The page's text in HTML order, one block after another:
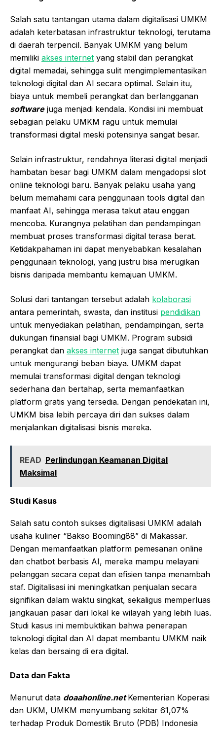
Salah satu tantangan utama dalam digitalisasi UMKM
adalah keterbatasan infrastruktur teknologi, terutama
di daerah terpencil. Banyak UMKM yang belum
memiliki akses internet yang stabil dan perangkat
digital memadai, sehingga sulit mengimplementasikan
teknologi digital dan AI secara optimal. Selain itu,
biaya untuk membeli perangkat dan berlangganan
softwarejuga menjadi kendala. Kondisi ini membuat
sebagian pelaku UMKM ragu untuk memulai
transformasi digital meski potensinya sangat besar.
Selain infrastruktur, rendahnya literasi digital menjadi
hambatan besar bagi UMKM dalam mengadopsi slot
online teknologi baru. Banyak pelaku usaha yang
belum memahami cara penggunaan tools digital dan
manfaat AI, sehingga merasa takut atau enggan
mencoba. Kurangnya pelatihan dan pendampingan
membuat proses transformasi digital terasa berat.
Ketidakpahaman ini dapat menyebabkan kesalahan
penggunaan teknologi, yang justru bisa merugikan
bisnis daripada membantu kemajuan UMKM.
Solusi dari tantangan tersebut adalah kolaborasi
antara pemerintah, swasta, dan institusi pendidikan
untuk menyediakan pelatihan, pendampingan, serta
dukungan finansial bagi UMKM. Program subsidi
perangkat dan akses internet juga sangat dibutuhkan
untuk mengurangi beban biaya. UMKM dapat
memulai transformasi digital dengan teknologi
sederhana dan bertahap, serta memanfaatkan
platform gratis yang tersedia. Dengan pendekatan ini,
UMKM bisa lebih percaya diri dan sukses dalam
menjalankan digitalisasi bisnis mereka.
READ Perlindungan Keamanan Digital
Maksimal
Studi Kasus
Salah satu contoh sukses digitalisasi UMKM adalah
usaha kuliner “Bakso Booming88” di Makassar.
Dengan memanfaatkan platform pemesanan online
dan chatbot berbasis AI, mereka mampu melayani
pelanggan secara cepat dan efisien tanpa menambah
staf. Digitalisasi ini meningkatkan penjualan secara
signifikan dalam waktu singkat, sekaligus memperluas
jangkauan pasar dari lokal ke wilayah yang lebih luas.
Studi kasus ini membuktikan bahwa penerapan
teknologi digital dan AI dapat membantu UMKM naik
kelas dan bersaing di era digital.
Data dan Fakta
Menurut data doaahonline.netKementerian Koperasi
dan UKM, UMKM menyumbang sekitar 61,07%
terhadap Produk Domestik Bruto (PDB) Indonesia